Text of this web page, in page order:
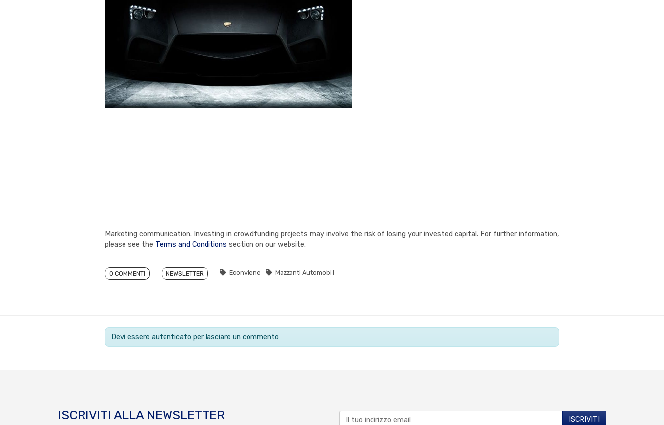
Marketing communication. Investing in crowdfunding projects may involve the risk of losing your invested capital. For further information,
please see the Terms and Conditions section on our website.
0 COMMENTI NEWSLETTER Econviene Mazzanti Automobili
Devi essere autenticato per lasciare un commento
ISCRIVITI ALLA NEWSLETTER